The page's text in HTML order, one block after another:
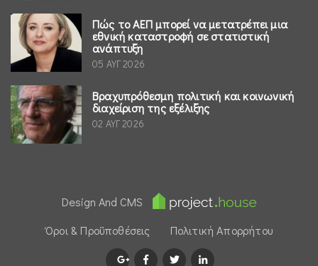
Πώς το ΑΕΠ μπορεί να μετατρέπει μια
εθνική καταστροφή σε στατιστική
ανάπτυξη
05 ΑΥΓ 2026
Βραχυπρόθεσμη πολιτική και κοινωνική
διαχείριση της εξέλιξης
02 ΑΥΓ 2026
Design And CMS
Όροι & Προϋποθέσεις
Πολιτική Απορρήτου